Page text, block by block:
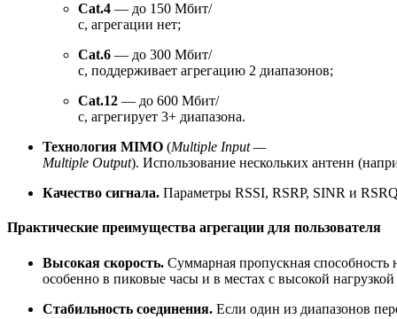
Cat.4 — до 150 Мбит/
с, агрегации нет;
Cat.6 — до 300 Мбит/
с, поддерживает агрегацию 2 диапазонов;
Cat.12 — до 600 Мбит/
с, агрегирует 3+ диапазона.
Технология MIMO (Multiple Input —
Multiple Output). Использование нескольких антенн
Качество сигнала. Параметры RSSI, RSRP, SINR и
Практические преимущества агрегации для пользователя
Высокая скорость. Суммарная пропускная способность
особенно в пиковые часы и в местах с высокой нагрузкой
Стабильность соединения. Если один из диапазонов